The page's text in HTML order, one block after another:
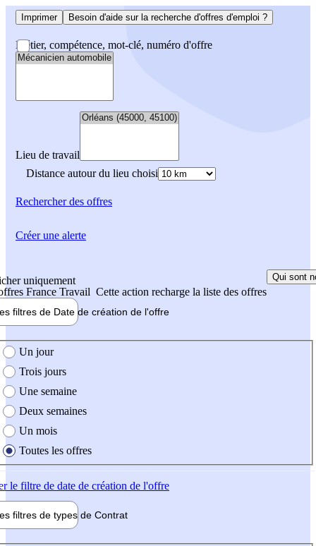
Imprimer Besoin d'aide sur la recherche d'offres d'emploi ?
Métier, compétence, mot-clé, numéro d'offre
Lieu de travail
Distance autour du lieu choisi
Rechercherdes offres
uniquement
France Travail Cette action recharge la liste des offres
Qui sont
filtres de Date de création de l'offre
création de l'offre
Un jour
Trois jours
Une semaine
Deux semaines
Un mois
Toutes les offres
le filtre de date de création de l'offre
filtres de types de Contrat
Créer une alerte